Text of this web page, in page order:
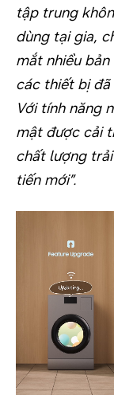
tập trung
dùng tại gia,
mắt nhiều
các thiết bị
Với tính năng
mật được cải
chất lượng
tiến mới”.